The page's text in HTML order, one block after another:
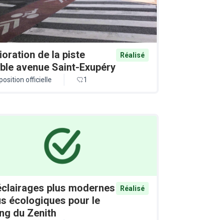
de la piste
avenue Saint-Exupéry
Réalisé
officielle 1
plus modernes
écologiques pour le
du Zenith
Réalisé